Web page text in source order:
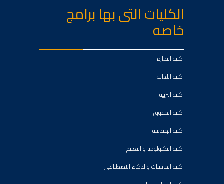
الكليات التى بها برامج
خاصه
كلية التجارة
كلية الأداب
كلية التربية
كلية الحقوق
كلية الهندسة
كليه التكنولوجيا و التعليم
كلية الحاسبات والذكاء الاصطناعي